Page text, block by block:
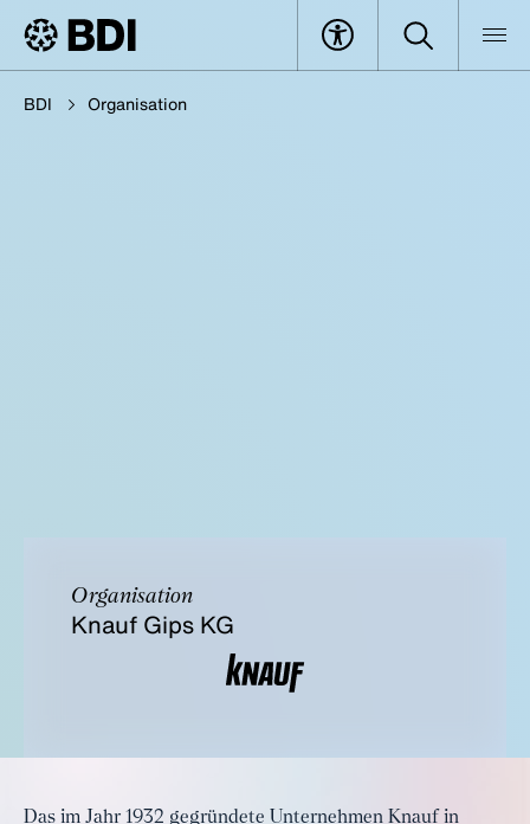
BDI Organisation
Organisation
Knauf Gips KG
Das im Jahr 1932 gegründete Unternehmen Knauf in